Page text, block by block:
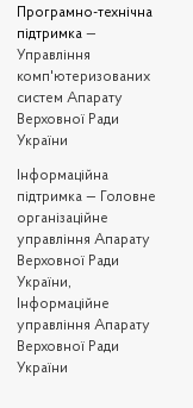
Програмно-технічна
підтримка —
Управління
комп'ютеризованих
систем Апарату
Верховної Ради
України
Iнформаційна
підтримка — Головне
організаційне
управління Апарату
Верховної Ради
України,
Інформаційне
управління Апарату
Верховної Ради
України